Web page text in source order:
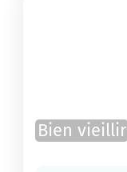
Bien vieillir